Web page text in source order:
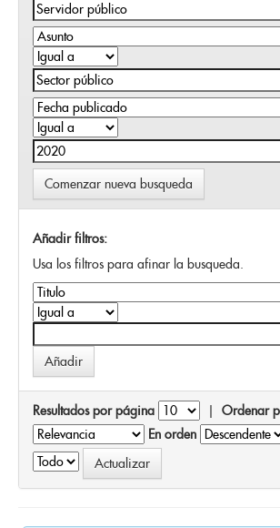
Comenzar nueva busqueda
Añadir filtros:
Usa los filtros para afinar la busqueda.
Resultados por página | Ordenar
En orden